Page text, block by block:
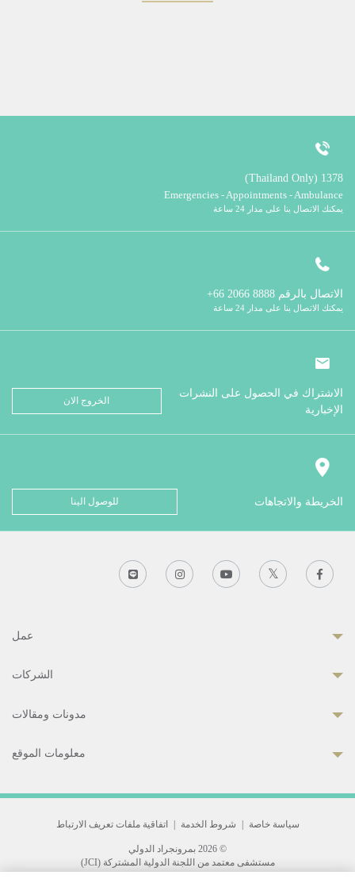
1378 (Thailand Only)
Emergencies - Appointments - Ambulance
يمكنك الاتصال بنا على مدار 24 ساعة
الاتصال بالرقم
يمكنك الاتصال بنا على مدار 24 ساعة
الاشتراك في الحصول على النشرات
الإخبارية
الخروج الان
الخريطة والاتجاهات للوصول الينا
عمل
الشركات
مدونات ومقالات
معلومات الموقع
سياسة خاصة شروط الخدمة اتفاقية ملفات تعريف الارتباط
© 2026 بمرونجراد الدولي
مستشفى معتمد من اللجنة الدولية المشتركة (JCI)